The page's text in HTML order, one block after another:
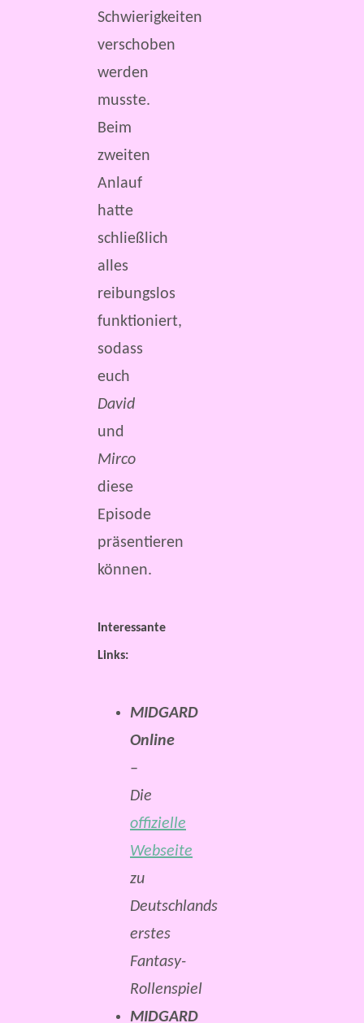
Schwierigkeiten
verschoben
werden
musste.
Beim
zweiten
Anlauf
hatte
schließlich
alles
reibungslos
funktioniert,
sodass
euch
David
und
Mirco
diese
Episode
präsentieren
können.
Interessante
Links:
MIDGARD
Online
–
Die
offizielle
Webseite
zu
Deutschlands
erstes
Fantasy-
Rollenspiel
MIDGARD